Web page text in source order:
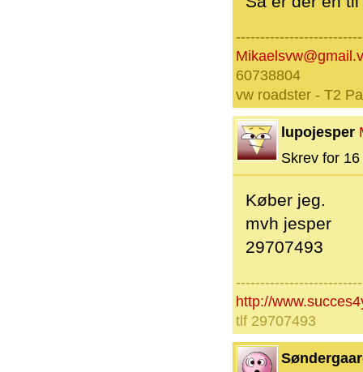
60738804
vw roadster - T2
lupojesper
Skrev for
Køber jeg.
mvh jesper
29707493
http://
tlf 29707493